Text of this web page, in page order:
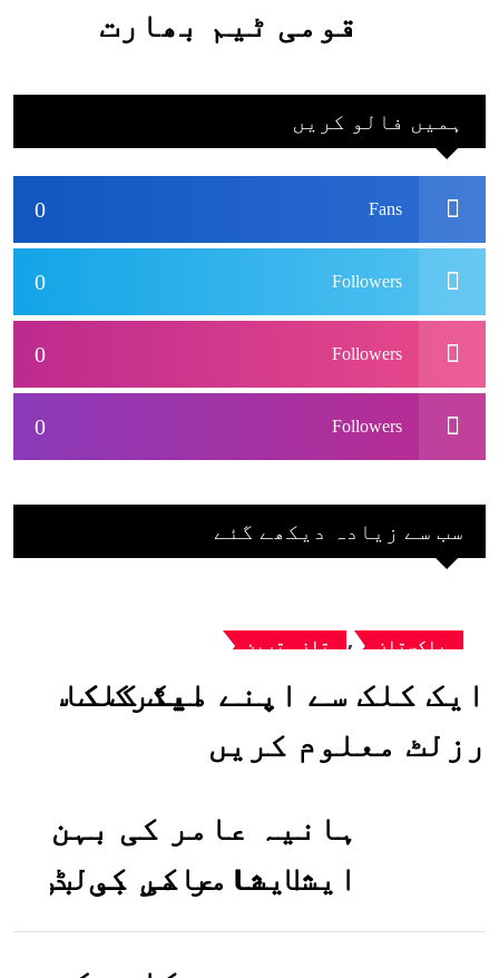
قومی ٹیم بھارت
بھارتی ٹیم پاکستان
نہ آئے، محسن نقوی
ہمیں فالو کریں
0 Fans
0 Followers
0 Followers
0 Followers
سب سے زیادہ دیکھے گئے
پاکستان , تازہ ترین
ایک کلک سے اپنے میٹرک کا
رزلٹ معلوم کریں
ہانیہ عامر کی بہن
ایشا عامر کی بولڈ
تصاویر وائرل ہو